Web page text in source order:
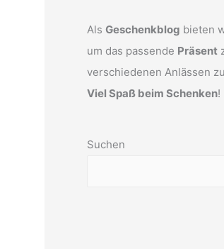
Als Geschenkblog bieten
um das passende Präsent
verschiedenen Anlässen
Viel Spaß beim Schenken!
Suchen